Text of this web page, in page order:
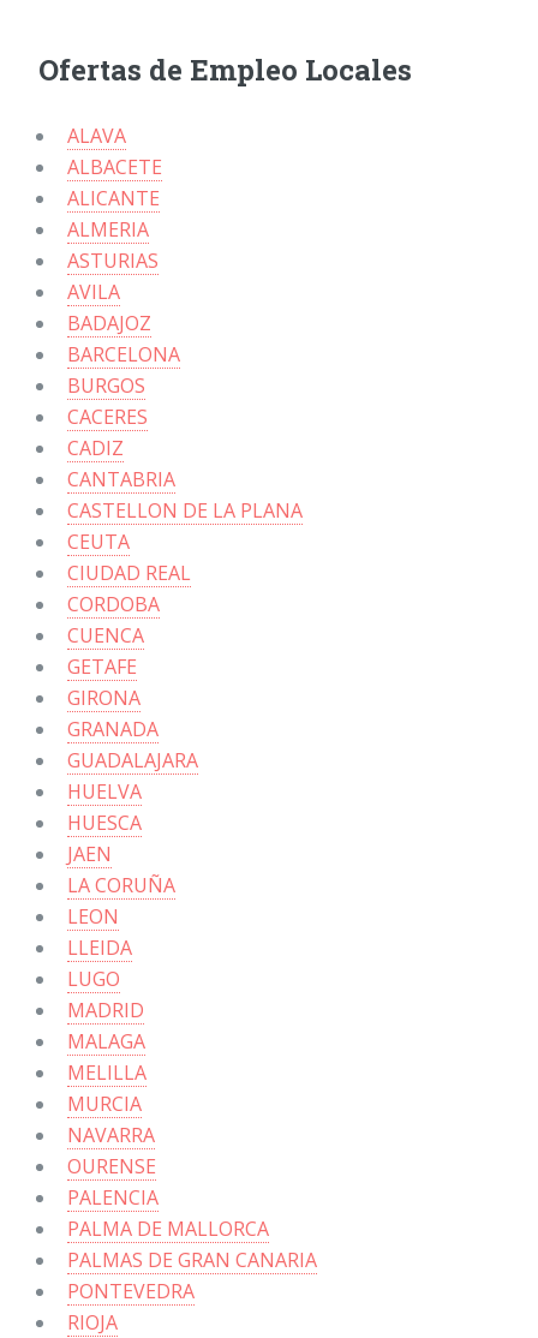
Ofertas de Empleo Locales
ALAVA
ALBACETE
ALICANTE
ALMERIA
ASTURIAS
AVILA
BADAJOZ
BARCELONA
BURGOS
CACERES
CADIZ
CANTABRIA
CASTELLON DE LA PLANA
CEUTA
CIUDAD REAL
CORDOBA
CUENCA
GETAFE
GIRONA
GRANADA
GUADALAJARA
HUELVA
HUESCA
JAEN
LA CORUÑA
LEON
LLEIDA
LUGO
MADRID
MALAGA
MELILLA
MURCIA
NAVARRA
OURENSE
PALENCIA
PALMA DE MALLORCA
PALMAS DE GRAN CANARIA
PONTEVEDRA
RIOJA